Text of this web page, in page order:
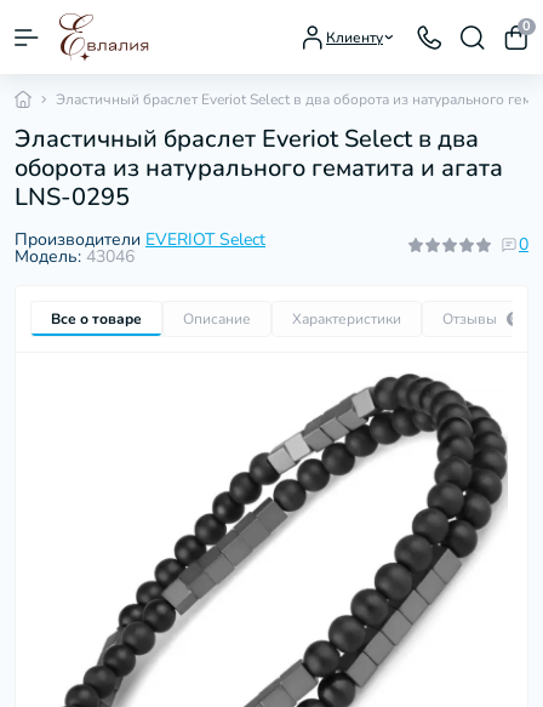
Клиенту
0
Эластичный браслет Everiot Select в два оборота из натурального
Эластичный браслет Everiot Select в два
оборота из натурального гематита и агата
LNS-0295
Производители EVERIOT Select
Модель: 43046
0
Все о товаре Описание Характеристики Отзывы 0